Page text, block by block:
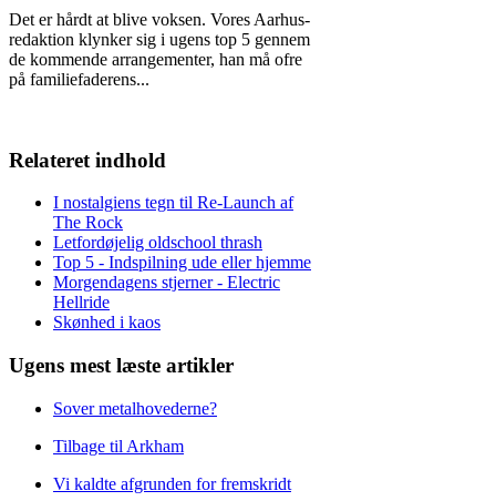
Det er hårdt at blive voksen. Vores Aarhus-
redaktion klynker sig i ugens top 5 gennem
de kommende arrangementer, han må ofre
på familiefaderens...
Relateret indhold
I nostalgiens tegn til Re-Launch af
The Rock
Letfordøjelig oldschool thrash
Top 5 - Indspilning ude eller hjemme
Morgendagens stjerner - Electric
Hellride
Skønhed i kaos
Ugens mest læste artikler
Sover metalhovederne?
Tilbage til Arkham
Vi kaldte afgrunden for fremskridt